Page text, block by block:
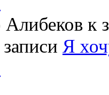
Алибеков к
Я